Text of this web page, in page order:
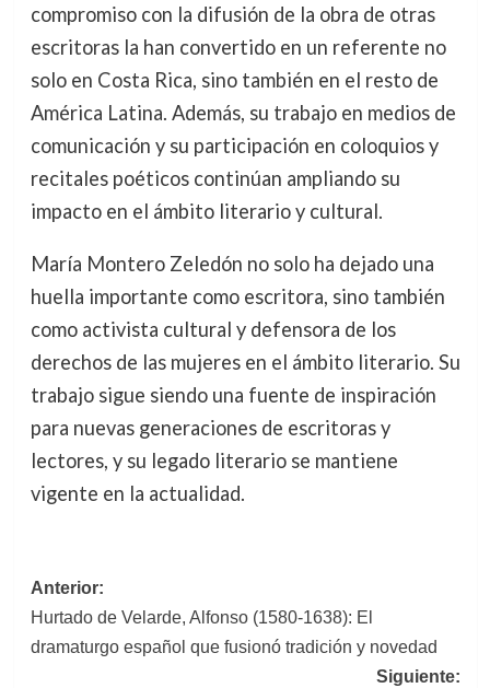
compromiso con la difusión de la obra de otras
escritoras la han convertido en un referente no
solo en Costa Rica, sino también en el resto de
América Latina. Además, su trabajo en medios de
comunicación y su participación en coloquios y
recitales poéticos continúan ampliando su
impacto en el ámbito literario y cultural.
María Montero Zeledón no solo ha dejado una
huella importante como escritora, sino también
como activista cultural y defensora de los
derechos de las mujeres en el ámbito literario. Su
trabajo sigue siendo una fuente de inspiración
para nuevas generaciones de escritoras y
lectores, y su legado literario se mantiene
vigente en la actualidad.
Navegación
de
entradas
Anterior:
Hurtado de Velarde, Alfonso (1580-1638): El
dramaturgo español que fusionó tradición y novedad
Siguiente: